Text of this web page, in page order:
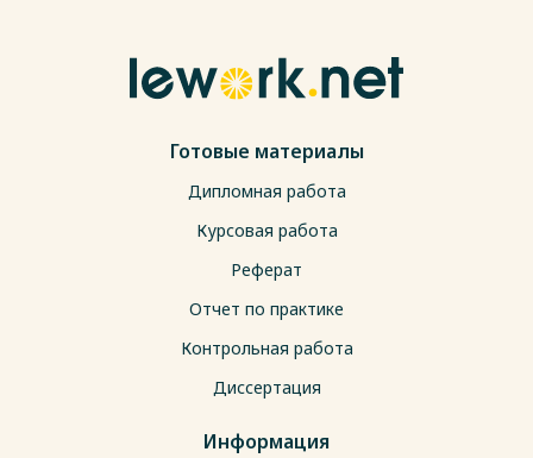
Готовые материалы
Дипломная работа
Курсовая работа
Реферат
Отчет по практике
Контрольная работа
Диссертация
Информация